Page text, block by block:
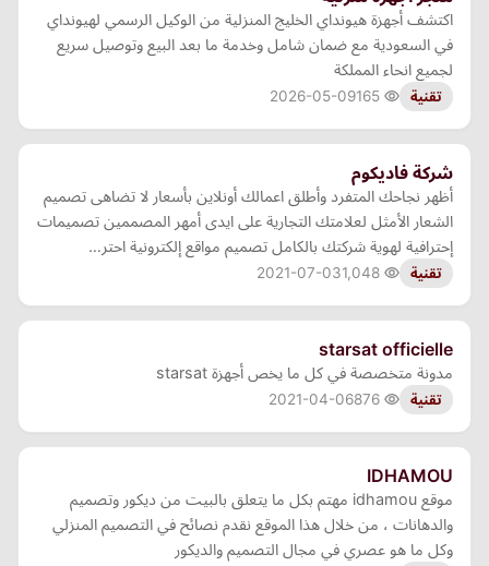
اكتشف أجهزة هيونداي الخليج المنزلية من الوكيل الرسمي لهيونداي
في السعودية مع ضمان شامل وخدمة ما بعد البيع وتوصيل سريع
لجميع انحاء المملكة
تقنية 2026-05-09
شركة فاديكوم
أظهر نجاحك المتفرد وأطلق اعمالك أونلاين بأسعار لا تضاهى تصميم
الشعار الأمثل لعلامتك التجارية على ايدى أمهر المصممين تصميمات
إحترافية لهوية شركتك بالكامل تصميم مواقع إلكترونية احتر…
تقنية 2021-07-03
starsat officielle
مدونة متخصصة في كل ما يخص أجهزة starsat
تقنية 2021-04-06
IDHAMOU
موقع idhamou مهتم بكل ما يتعلق بالبيت من ديكور وتصميم
والدهانات ، من خلال هذا الموقع نقدم نصائح في التصميم المنزلي
وكل ما هو عصري في مجال التصميم والديكور